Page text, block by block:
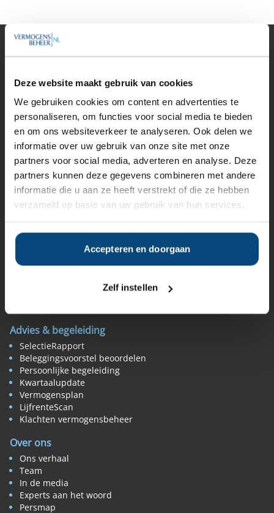
Deze website maakt gebruik van cookies
We gebruiken cookies om content en advertenties te
personaliseren, om functies voor social media te bieden
en om ons websiteverkeer te analyseren. Ook delen we
informatie over uw gebruik van onze site met onze
partners voor social media, adverteren en analyse. Deze
partners kunnen deze gegevens combineren met andere
informatie die u aan ze heeft verstrekt of die ze hebben
verzameld op basis van uw gebruik van hun services.
Accepteren en doorgaan
Zelf instellen
Vermogensbeheer
Private banks
Vermogensbeheerders per regio
Zelfstandige vermogensbeheerders
Online vermogensbeheerders
Algemene banken
Niet meer actieve beheerders
Toezicht
Belangenverenigingen
Vermogensbeheer nieuws
Beoordelen & vergelijken
Tips rendement vergelijken
De beste vermogensbeheerder
Klantbeoordeling
Beoordeel zelf uw beheerder
MijnVB (uw klantomgeving)
Advies & begeleiding
SelectieRapport
Beleggingsvoorstel beoordelen
Persoonlijke begeleiding
Kwartaalupdate
Vermogensplan
LijfrenteScan
Klachten vermogensbeheer
Over ons
Ons verhaal
Team
In de media
Experts aan het woord
Persmap